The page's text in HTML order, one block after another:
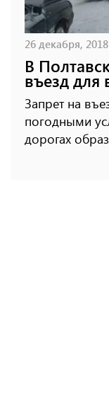
26 декабря,
В
въезд для
Запрет на
погодными
дорогах